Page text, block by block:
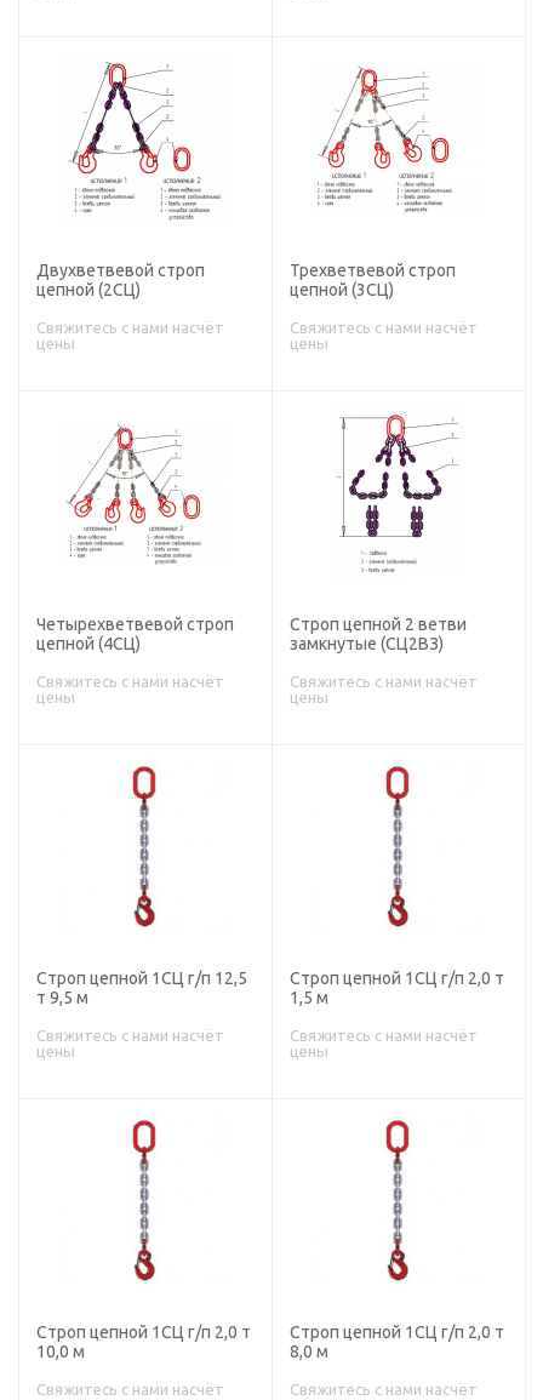
Двухветвевой строп
цепной (2СЦ)
Свяжитесь с нами насчёт
цены
Трехветвевой строп
цепной (3СЦ)
Свяжитесь с нами насчёт
цены
Четырехветвевой строп
цепной (4СЦ)
Свяжитесь с нами насчёт
цены
Строп цепной 2 ветви
замкнутые (СЦ2ВЗ)
Свяжитесь с нами насчёт
цены
Строп цепной 1СЦ г/п 12,5
т 9,5 м
Свяжитесь с нами насчёт
цены
Строп цепной 1СЦ г/п 2,0 т
1,5 м
Свяжитесь с нами насчёт
цены
Строп цепной 1СЦ г/п 2,0 т
10,0 м
Свяжитесь с нами насчёт
Строп цепной 1СЦ г/п 2,0 т
8,0 м
Свяжитесь с нами насчёт